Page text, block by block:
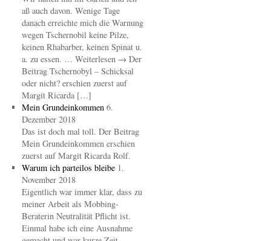
aß auch davon. Wenige Tage
danach erreichte mich die Warnung
wegen Tschernobil keine Pilze,
keinen Rhabarber, keinen Spinat u.
a. zu essen. … Weiterlesen → Der
Beitrag Tschernobyl – Schicksal
oder nicht? erschien zuerst auf
Margit Ricarda […]
Mein Grundeinkommen 6.
Dezember 2018
Das ist doch mal toll. Der Beitrag
Mein Grundeinkommen erschien
zuerst auf Margit Ricarda Rolf.
Warum ich parteilos bleibe 1.
November 2018
Eigentlich war immer klar, dass zu
meiner Arbeit als Mobbing-
Beraterin Neutralität Pflicht ist.
Einmal habe ich eine Ausnahme